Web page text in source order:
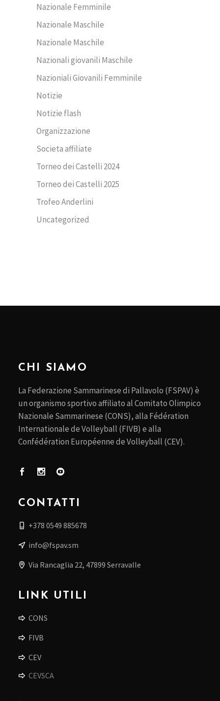
Nazionale Femminile
Nazionale Maschile
Nazionale Maschile
Nazionali giovanili Maschile
Nazioniali Giovanili Femminile
Notizie
Notizie flash
Organizzazione
Societa affiliate
Torneo dei Castelli 2024
Torneo dei Castelli 2025
Trofeo Anderlini
Uncategorized
CHI SIAMO
La Federazione Sammarinese di Pallavolo (FSPAV) è
un organismo sportivo affiliato al Comitato Olimpico
Nazionale Sammarinese (CONS), alla Fédération
Internationale de Volleyball (FIVB) e alla
Confédération Européenne de Volleyball (CEV).
CONTATTI
+378 0549 885678
info@fspav.sm
Via Rancaglia 22, 47899 Serravalle
LINK UTILI
CONS
FIVB
CEV
CEVSCA